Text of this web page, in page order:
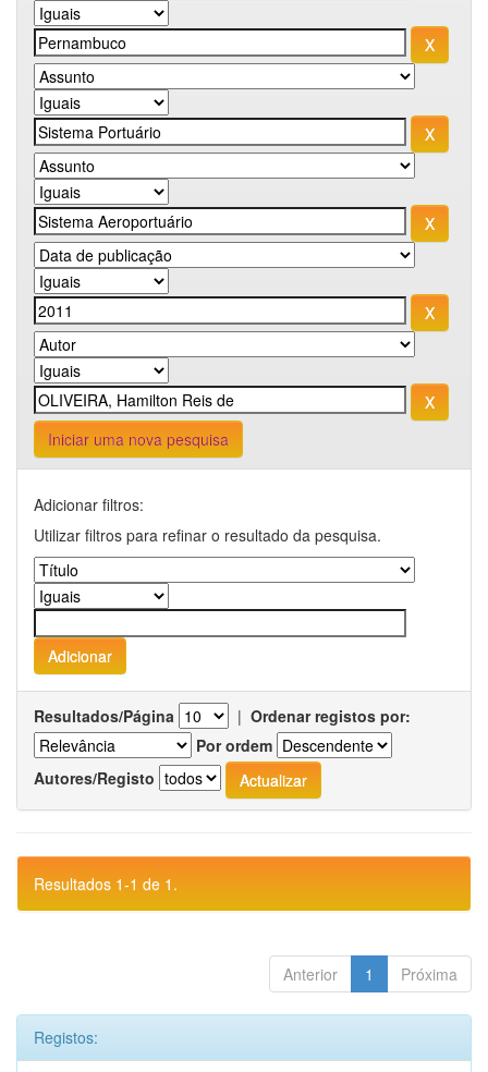
Iniciar uma nova pesquisa
Adicionar filtros:
Utilizar filtros para refinar o resultado da pesquisa.
Resultados/Página | Ordenar registos por:
Por ordem
Autores/Registo
Resultados 1-1 de 1.
Anterior 1 Próxima
Registos: